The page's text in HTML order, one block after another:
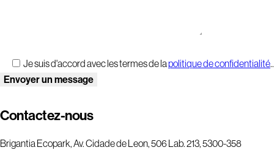
Je suis d'accord avec les termes de lapolitique de confidentialité..
Contactez-nous
Brigantia Ecopark, Av. Cidade de Leon, 506 Lab. 213, 5300-358